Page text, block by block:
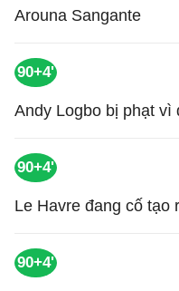
Arouna Sangante
90+4'
Andy Logbo bị phạt vì
90+4'
Le Havre đang cố tạo
90+4'